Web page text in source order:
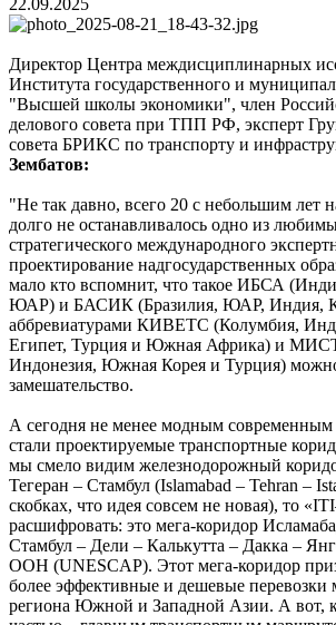
22.09.2025
Директор Центра междисциплинарных
Института государственного и
"Высшей школы экономики", член
делового совета при ТПП РФ, эксперт
совета БРИКС по транспорту и
Зембатов:
"Не так давно, всего 20 с небольшим лет
долго не останавливалось одно из
стратегического международного
проектирование надгосударственных
мало кто вспомнит, что такое ИБСА
ЮАР) и БАСИК (Бразилия, ЮАР, Индия,
аббревиатурами КИВЕТС (Колумбия,
Египет, Турция и Южная Африка) и
Индонезия, Южная Корея и Турция)
замешательство.
А сегодня не менее модным современным
стали проектируемые транспортные
мы смело видим железнодорожный
Тегеран – Стамбул (Islamabad – Tehran –
скобках, что идея совсем не новая), то
расшифровать: это мега-коридор
Стамбул – Дели – Калькутта – Дакка –
ООН (UNESCAP). Этот мега-коридор
более эффективные и дешевые перевозки
региона Южной и Западной Азии. А вот,